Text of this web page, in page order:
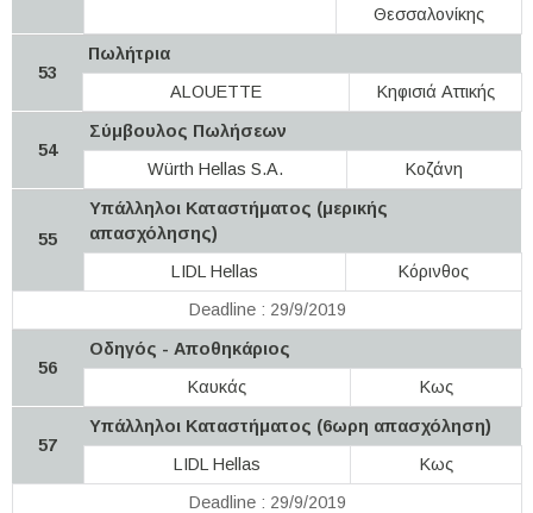
Θεσσαλονίκης
53
Πωλήτρια
ALOUETTE
Κηφισιά Αττικής
54
Σύμβουλος Πωλήσεων
Würth Hellas S.A.
Κοζάνη
55
Υπάλληλοι Καταστήματος (μερικής
απασχόλησης)
LIDL Hellas
Κόρινθος
Deadline : 29/9/2019
56
Οδηγός - Αποθηκάριος
Καυκάς
Κως
57
Υπάλληλοι Καταστήματος (6ωρη απασχόληση)
LIDL Hellas
Κως
Deadline : 29/9/2019